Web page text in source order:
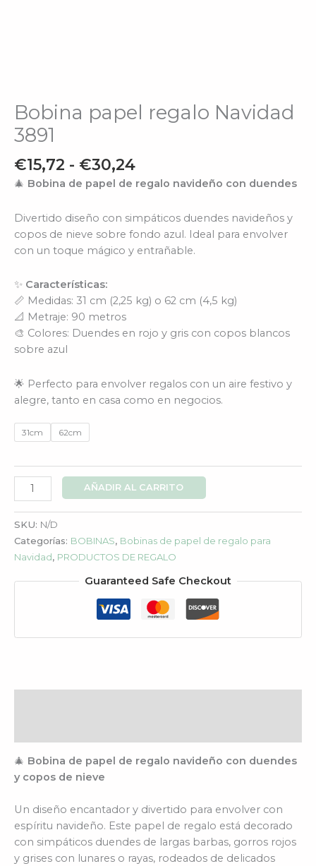
Bobina papel regalo Navidad
3891
€15,72 - €30,24
🎄 Bobina de papel de regalo navideño con duendes
Divertido diseño con simpáticos duendes navideños y
copos de nieve sobre fondo azul. Ideal para envolver
con un toque mágico y entrañable.
✨ Características:
📏 Medidas: 31 cm (2,25 kg) o 62 cm (4,5 kg)
📐 Metraje: 90 metros
🎨 Colores: Duendes en rojo y gris con copos blancos
sobre azul
🌟 Perfecto para envolver regalos con un aire festivo y
alegre, tanto en casa como en negocios.
31cm 62cm
AÑADIR AL CARRITO
SKU: N/D
Categorías: BOBINAS, Bobinas de papel de regalo para
Navidad, PRODUCTOS DE REGALO
Guaranteed Safe Checkout
🎄 Bobina de papel de regalo navideño con duendes
y copos de nieve
Un diseño encantador y divertido para envolver con
espíritu navideño. Este papel de regalo está decorado
con simpáticos duendes de largas barbas, gorros rojos
y grises con lunares o rayas, rodeados de delicados